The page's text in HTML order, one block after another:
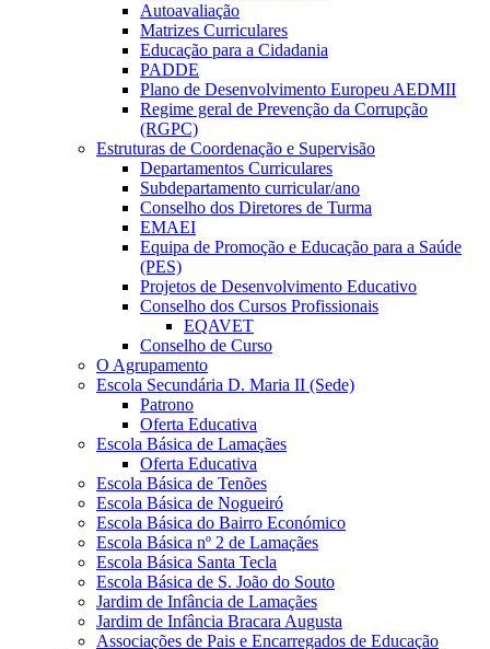
Autoavaliação
Matrizes Curriculares
Educação para a Cidadania
PADDE
Plano de Desenvolvimento Europeu AEDMII
Regime geral de Prevenção da Corrupção
(RGPC)
Estruturas de Coordenação e Supervisão
Departamentos Curriculares
Subdepartamento curricular/ano
Conselho dos Diretores de Turma
EMAEI
Equipa de Promoção e Educação para a Saúde
(PES)
Projetos de Desenvolvimento Educativo
Conselho dos Cursos Profissionais
EQAVET
Conselho de Curso
O Agrupamento
Escola Secundária D. Maria II (Sede)
Patrono
Oferta Educativa
Escola Básica de Lamaçães
Oferta Educativa
Escola Básica de Tenões
Escola Básica de Nogueiró
Escola Básica do Bairro Económico
Escola Básica nº 2 de Lamaçães
Escola Básica Santa Tecla
Escola Básica de S. João do Souto
Jardim de Infância de Lamaçães
Jardim de Infância Bracara Augusta
Associações de Pais e Encarregados de Educação